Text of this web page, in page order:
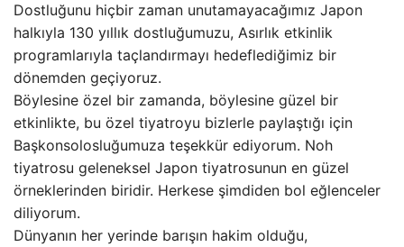
Dostluğunu hiçbir zaman unutamayacağımız Japon
halkıyla 130 yıllık dostluğumuzu, Asırlık etkinlik
programlarıyla taçlandırmayı hedeflediğimiz bir
dönemden geçiyoruz.
Böylesine özel bir zamanda, böylesine güzel bir
etkinlikte, bu özel tiyatroyu bizlerle paylaştığı için
Başkonsolosluğumuza teşekkür ediyorum. Noh
tiyatrosu geleneksel Japon tiyatrosunun en güzel
örneklerinden biridir. Herkese şimdiden bol eğlenceler
diliyorum.
Dünyanın her yerinde barışın hakim olduğu,